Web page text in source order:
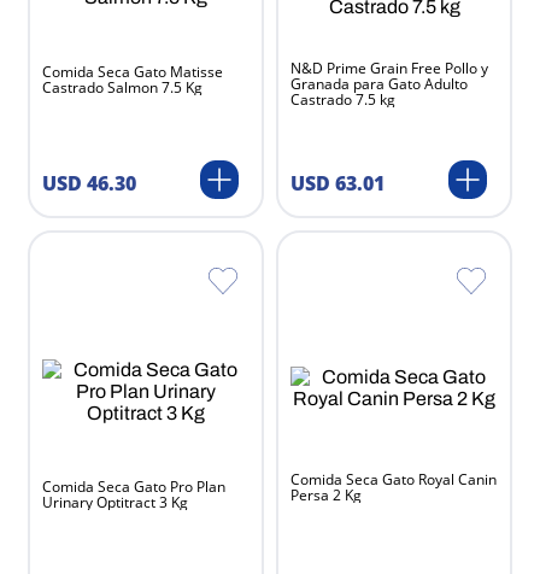
Holliday
Victor
Natural Pet
Chalver
Canada Litter
Mirrapel
Le Salon
Kualcos
Digavet
Comida Seca Gato Matisse
Castrado Salmon 7.5 Kg
USD 46.30
N&D Prime Grain Free Pollo y
Granada para Gato Adulto
Castrado 7.5 kg
USD 63.01
Comida Seca Gato Pro Plan
Urinary Optitract 3 Kg
Comida Seca Gato Royal Canin
Persa 2 Kg